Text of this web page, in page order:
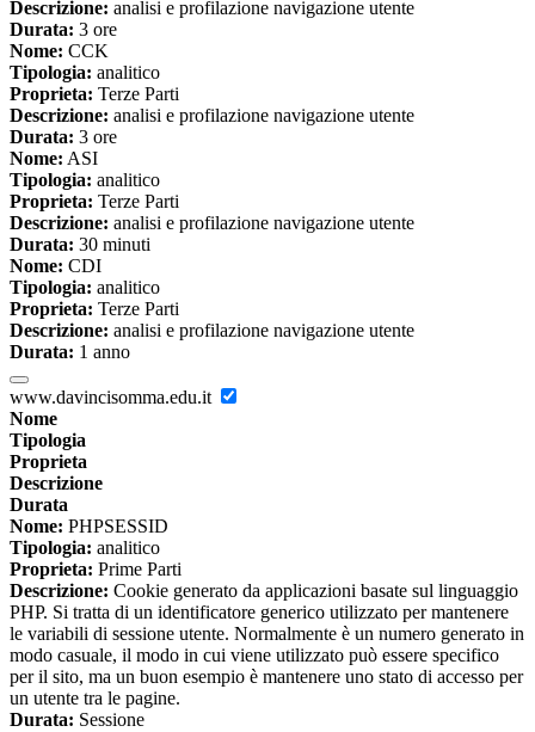
Descrizione: analisi e profilazione navigazione utente
Durata: 3 ore
Nome: CCK
Tipologia: analitico
Proprieta: Terze Parti
Descrizione: analisi e profilazione navigazione utente
Durata: 3 ore
Nome: ASI
Tipologia: analitico
Proprieta: Terze Parti
Descrizione: analisi e profilazione navigazione utente
Durata: 30 minuti
Nome: CDI
Tipologia: analitico
Proprieta: Terze Parti
Descrizione: analisi e profilazione navigazione utente
Durata: 1 anno
www.davincisomma.edu.it
Nome
Tipologia
Proprieta
Descrizione
Durata
Nome: PHPSESSID
Tipologia: analitico
Proprieta: Prime Parti
Descrizione: Cookie generato da applicazioni basate sul linguaggio
PHP. Si tratta di un identificatore generico utilizzato per mantenere
le variabili di sessione utente. Normalmente è un numero generato in
modo casuale, il modo in cui viene utilizzato può essere specifico
per il sito, ma un buon esempio è mantenere uno stato di accesso per
un utente tra le pagine.
Durata: Sessione